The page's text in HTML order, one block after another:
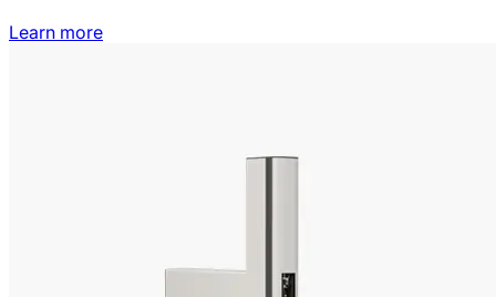
Learn more